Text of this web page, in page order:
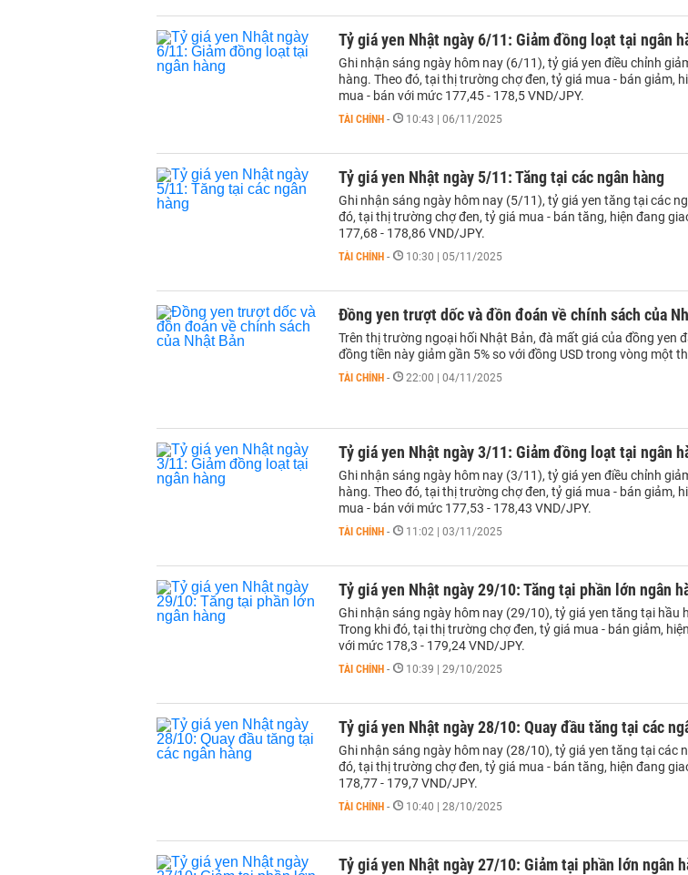
Tỷ giá yen Nhật ngày 6/11: Giảm đồng loạt tại ngân
Ghi nhận sáng ngày hôm nay (6/11), tỷ giá yen điều chỉnh
hàng. Theo đó, tại thị trường chợ đen, tỷ giá mua - bán giảm,
mua - bán với mức 177,45 - 178,5 VND/JPY.
TÀI CHÍNH - 10:43 | 06/11/2025
Tỷ giá yen Nhật ngày 5/11: Tăng tại các ngân hàng
Ghi nhận sáng ngày hôm nay (5/11), tỷ giá yen tăng tại các
đó, tại thị trường chợ đen, tỷ giá mua - bán tăng, hiện đang
177,68 - 178,86 VND/JPY.
TÀI CHÍNH - 10:30 | 05/11/2025
Đồng yen trượt dốc và đồn đoán về chính sách của
Trên thị trường ngoại hối Nhật Bản, đà mất giá của đồng yen
đồng tiền này giảm gần 5% so với đồng USD trong vòng một
TÀI CHÍNH - 22:00 | 04/11/2025
Tỷ giá yen Nhật ngày 3/11: Giảm đồng loạt tại ngân
Ghi nhận sáng ngày hôm nay (3/11), tỷ giá yen điều chỉnh
hàng. Theo đó, tại thị trường chợ đen, tỷ giá mua - bán giảm,
mua - bán với mức 177,53 - 178,43 VND/JPY.
TÀI CHÍNH - 11:02 | 03/11/2025
Tỷ giá yen Nhật ngày 29/10: Tăng tại phần lớn ngân
Ghi nhận sáng ngày hôm nay (29/10), tỷ giá yen tăng tại hầu
Trong khi đó, tại thị trường chợ đen, tỷ giá mua - bán giảm,
với mức 178,3 - 179,24 VND/JPY.
TÀI CHÍNH - 10:39 | 29/10/2025
Tỷ giá yen Nhật ngày 28/10: Quay đầu tăng tại các
Ghi nhận sáng ngày hôm nay (28/10), tỷ giá yen tăng tại các
đó, tại thị trường chợ đen, tỷ giá mua - bán tăng, hiện đang
178,77 - 179,7 VND/JPY.
TÀI CHÍNH - 10:40 | 28/10/2025
Tỷ giá yen Nhật ngày 27/10: Giảm tại phần lớn ngân